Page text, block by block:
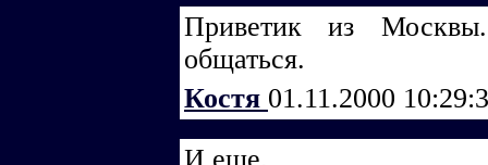
Приветик из
общаться.
Костя 01.11.2000